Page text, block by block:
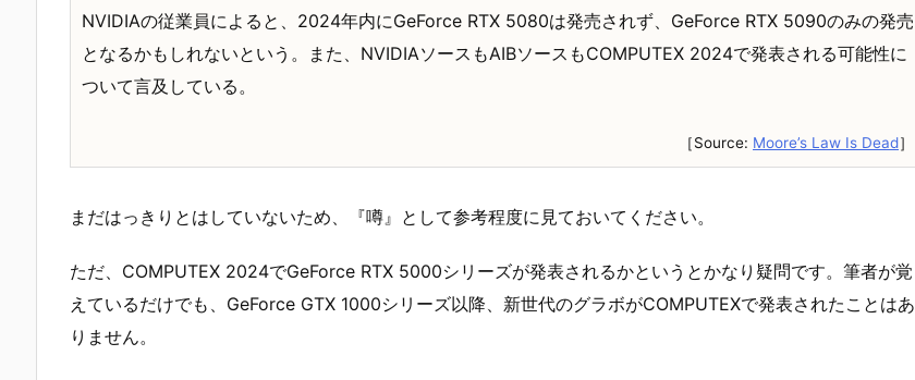
NVIDIAの従業員によると、2024年内にGeForce RTX 5080は発売されず、GeForce RTX 5090のみの発売
となるかもしれないという。また、NVIDIAソースもAIBソースもCOMPUTEX 2024で発表される可能性に
ついて言及している。
［Source: Moore’s Law Is Dead］
まだはっきりとはしていないため、『噂』として参考程度に見ておいてください。
ただ、COMPUTEX 2024でGeForce RTX 5000シリーズが発表されるかというとかなり疑問です。筆者が覚
えているだけでも、GeForce GTX 1000シリーズ以降、新世代のグラボがCOMPUTEXで発表されたことはあ
りません。